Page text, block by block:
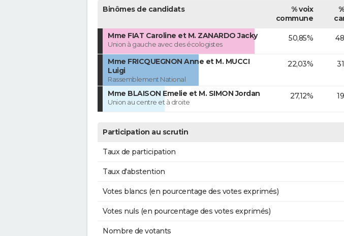
Binômes de candidats
% voix
commune
Mme FIAT Caroline et M. ZANARDO Jacky
Union à gauche avec des écologistes
50,85%
Mme FRICQUEGNON Anne et M. MUCCI
Luigi
Rassemblement National
22,03%
Mme BLAISON Emelie et M. SIMON Jordan
Union au centre et à droite
27,12%
Participation au scrutin
Taux de participation
Taux d'abstention
Votes blancs (en pourcentage des votes exprimés)
Votes nuls (en pourcentage des votes exprimés)
Nombre de votants